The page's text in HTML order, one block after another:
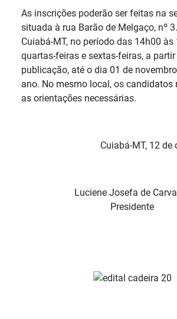
As inscrições poderão ser feitas na
situada à rua Barão de Melgaço, nº
Cuiabá-MT, no período das 14h00
quartas-feiras e sextas-feiras, a
publicação, até o dia 01 de
ano. No mesmo local, os candidatos
as orientações necessárias.
Cuiabá-MT, 12
Luciene Josefa de
Presidente